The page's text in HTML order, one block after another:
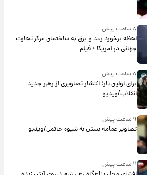
۸ ساعت پیش
لحظه برخورد رعد و برق به ساختمان مرکز تجارت
جهانی در آمریکا + فیلم
۸ ساعت پیش
برای اولین بار؛ انتشار تصاویری از رهبر جدید
انقلاب/ویدیو
۹ ساعت پیش
تصاویر عمامه بستن به شیوه خاتمی/ویدیو
۱۱ ساعت پیش